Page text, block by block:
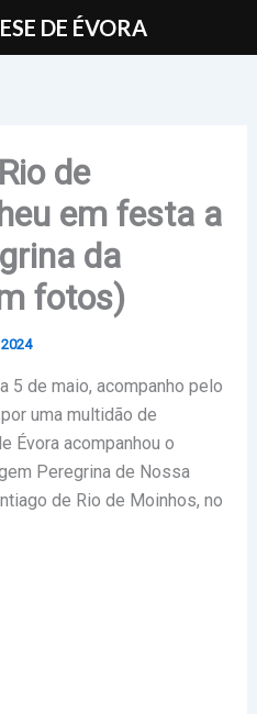
de
em festa a
da
fotos)
5 de maio, acompanho pelo
uma multidão de
Évora acompanhou o
Peregrina de Nossa
de Rio de Moinhos, no
DE ÉVORA